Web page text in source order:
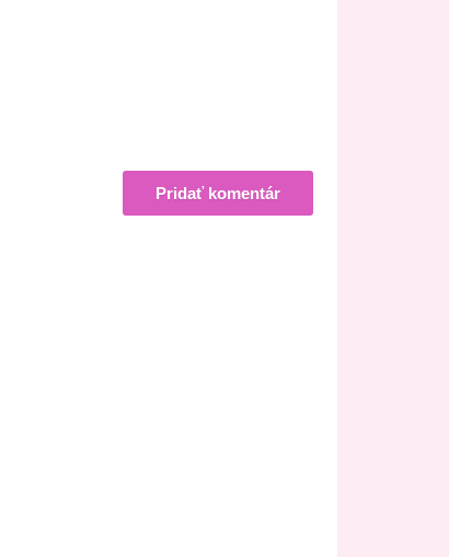
Pridať komentár